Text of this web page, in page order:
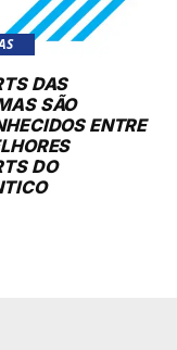
DAS
SÃO
ENTRE
DO